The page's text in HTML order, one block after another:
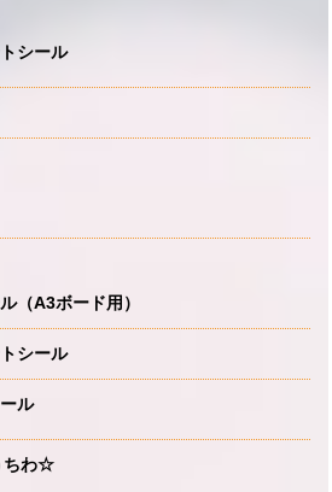
シール
（A3ボード用）
シール
ル
ちわ☆